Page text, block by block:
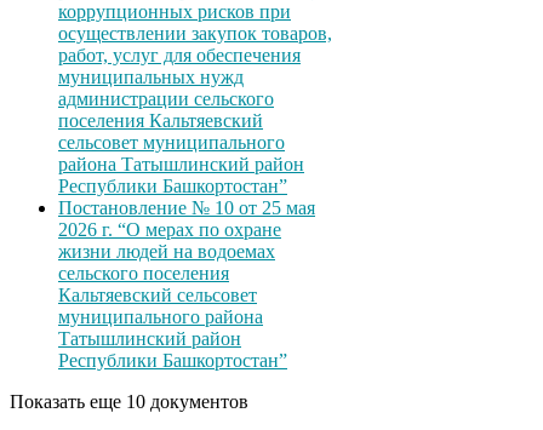
коррупционных рисков при
осуществлении закупок товаров,
работ, услуг для обеспечения
муниципальных нужд
администрации сельского
поселения Кальтяевский
сельсовет муниципального
района Татышлинский район
Республики Башкортостан”
Постановление № 10 от 25 мая
2026 г. “О мерах по охране
жизни людей на водоемах
сельского поселения
Кальтяевский сельсовет
муниципального района
Татышлинский район
Республики Башкортостан”
Показать еще 10 документов